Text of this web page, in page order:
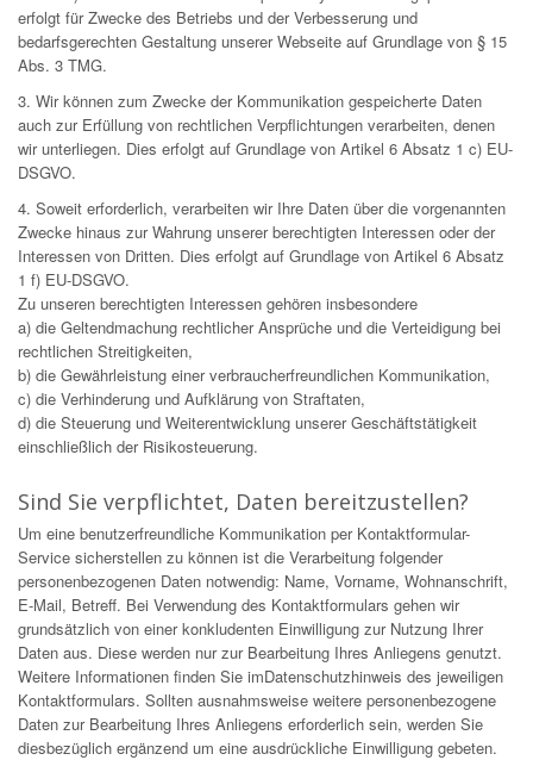
erfolgt für Zwecke des Betriebs und der Verbesserung und
bedarfsgerechten Gestaltung unserer Webseite auf Grundlage von § 15
Abs. 3 TMG.
3. Wir können zum Zwecke der Kommunikation gespeicherte Daten
auch zur Erfüllung von rechtlichen Verpflichtungen verarbeiten, denen
wir unterliegen. Dies erfolgt auf Grundlage von Artikel 6 Absatz 1 c) EU-
DSGVO.
4. Soweit erforderlich, verarbeiten wir Ihre Daten über die vorgenannten
Zwecke hinaus zur Wahrung unserer berechtigten Interessen oder der
Interessen von Dritten. Dies erfolgt auf Grundlage von Artikel 6 Absatz
1 f) EU-DSGVO.
Zu unseren berechtigten Interessen gehören insbesondere
a) die Geltendmachung rechtlicher Ansprüche und die Verteidigung bei
rechtlichen Streitigkeiten,
b) die Gewährleistung einer verbraucherfreundlichen Kommunikation,
c) die Verhinderung und Aufklärung von Straftaten,
d) die Steuerung und Weiterentwicklung unserer Geschäftstätigkeit
einschließlich der Risikosteuerung.
Sind Sie verpflichtet, Daten bereitzustellen?
Um eine benutzerfreundliche Kommunikation per Kontaktformular-
Service sicherstellen zu können ist die Verarbeitung folgender
personenbezogenen Daten notwendig: Name, Vorname, Wohnanschrift,
E-Mail, Betreff. Bei Verwendung des Kontaktformulars gehen wir
grundsätzlich von einer konkludenten Einwilligung zur Nutzung Ihrer
Daten aus. Diese werden nur zur Bearbeitung Ihres Anliegens genutzt.
Weitere Informationen finden Sie imDatenschutzhinweis des jeweiligen
Kontaktformulars. Sollten ausnahmsweise weitere personenbezogene
Daten zur Bearbeitung Ihres Anliegens erforderlich sein, werden Sie
diesbezüglich ergänzend um eine ausdrückliche Einwilligung gebeten.